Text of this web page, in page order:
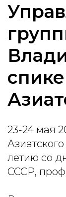
23-24 мая
летию со
СССР,